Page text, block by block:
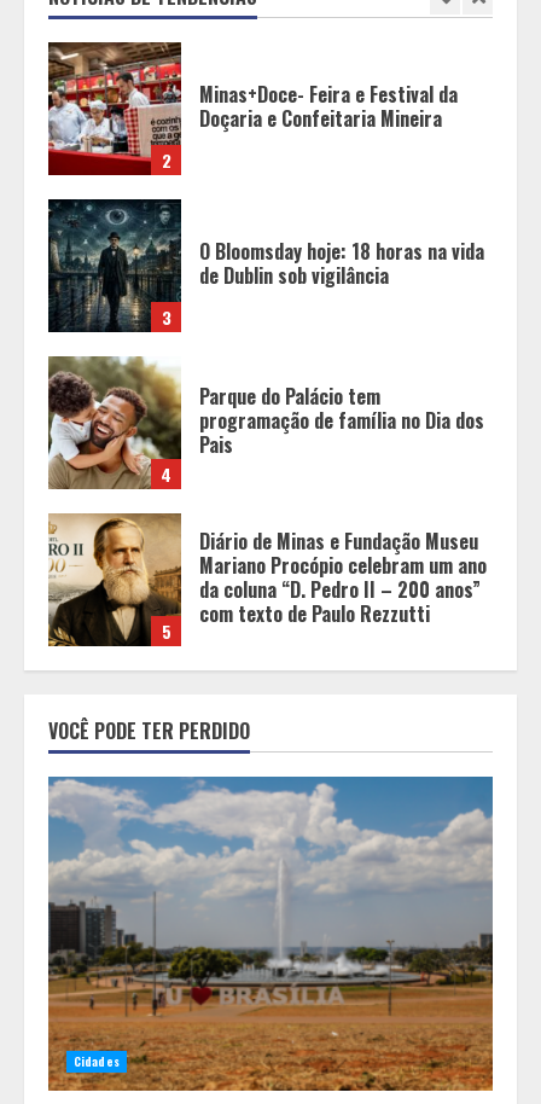
2
3
O Bloomsday hoje: 18 horas na vida
de Dublin sob vigilância
4
Parque do Palácio tem
programação de família no Dia dos
Pais
5
Diário de Minas e Fundação Museu
Mariano Procópio celebram um ano
da coluna “D. Pedro II – 200 anos”
com texto de Paulo Rezzutti
1
Chegada da seca impulsiona ritmo
das obras e reforça perspectivas
para a construção civil no DF
Minas+Doce- Feira e Festival da
Doçaria e Confeitaria Mineira
3
O Bloomsday hoje: 18 horas na vida
de Dublin sob vigilância
Parque do Palácio tem
programação de família no Dia dos
Pais
VOCÊ PODE TER PERDIDO
Cidades